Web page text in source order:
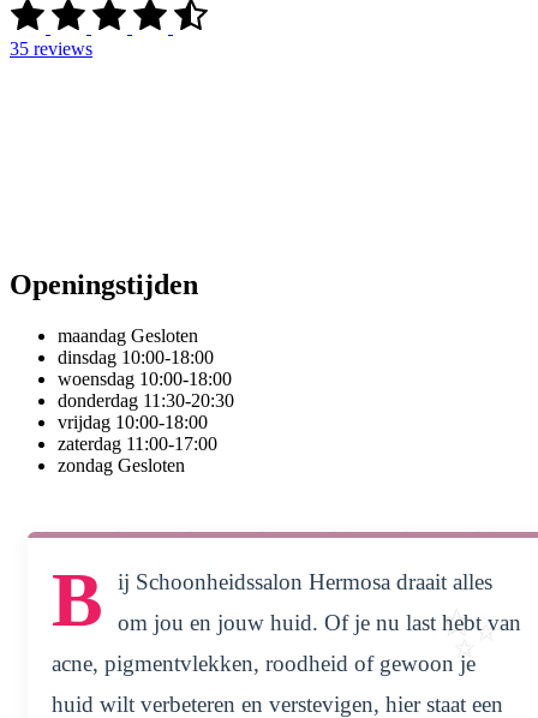
35 reviews
Openingstijden
maandag Gesloten
dinsdag 10:00-18:00
woensdag 10:00-18:00
donderdag 11:30-20:30
vrijdag 10:00-18:00
zaterdag 11:00-17:00
zondag Gesloten
B
ij Schoonheidssalon Hermosa draait alles
om jou en jouw huid. Of je nu last hebt van
acne, pigmentvlekken, roodheid of gewoon je
huid wilt verbeteren en verstevigen, hier staat een